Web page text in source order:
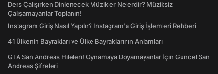
Ders Çalışırken Dinlenecek Müzikler Nelerdir? Müziksiz
Çalışamayanlar Toplanın!
Instagram Giriş Nasıl Yapılır? Instagram'a Giriş İşlemleri Rehberi
41 Ülkenin Bayrakları ve Ülke Bayraklarının Anlamları
GTA San Andreas Hileleri! Oynamaya Doyamayanlar İçin Güncel San
Andreas Şifreleri